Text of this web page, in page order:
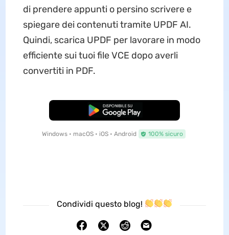
di prendere appunti o persino scrivere e
spiegare dei contenuti tramite UPDF AI.
Quindi, scarica UPDF per lavorare in modo
efficiente sui tuoi file VCE dopo averli
convertiti in PDF.
Download Gratis
Windows • macOS • iOS • Android 100% sicuro
Condividi questo blog!